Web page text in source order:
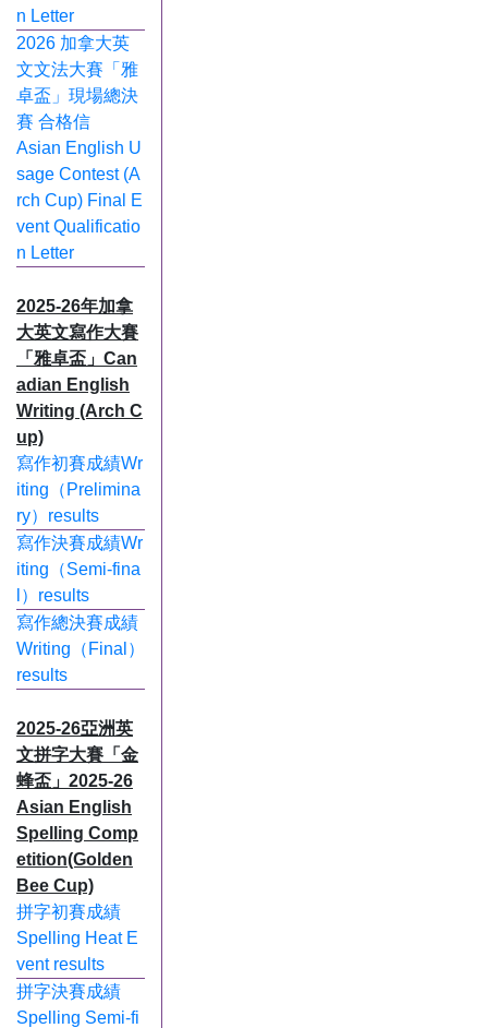
n Letter
2026 加拿大英
文文法大賽「雅
卓盃」現場總決
賽 合格信
Asian English U
sage Contest (A
rch Cup) Final E
vent Qualificatio
n Letter
2025-26年加拿
大英文寫作大賽
「雅卓盃」Can
adian English
Writing (Arch C
up)
寫作初賽成績Wr
iting（Prelimina
ry）results
寫作決賽成績Wr
iting（Semi-fina
l）results
寫作總決賽成績
Writing（Final）
results
2025-26亞洲英
文拼字大賽「金
蜂盃」2025-26
Asian English
Spelling Comp
etition(Golden
Bee Cup)
拼字初賽成績
Spelling Heat E
vent results
拼字決賽成績
Spelling Semi-fi